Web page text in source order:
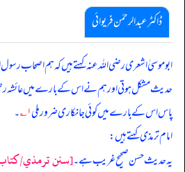
ڈاکٹر عبدالرحمٰن فریوائی
ابوموسیٰ اشعری رضی الله عنہ کہتے ہیں کہہم اصحاب رسول
حدیث مشکل ہوتی اور ہم نے اس کے بارے میں عائشہ
پاس اس کے بارے میں کوئی جانکاری ضرور ملی۱؎ ۔
امام ترمذی کہتے ہیں:
یہ حدیث حسن صحیح غریب ہے۔[سنن ترمذي/كتاب